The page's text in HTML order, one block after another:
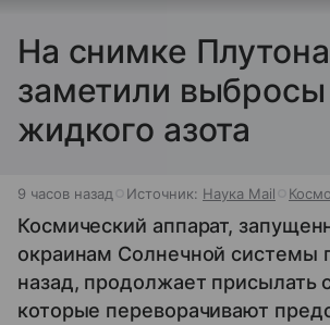
На снимке Плутона
заметили выбросы
жидкого азота
9 часов назад Источник: Наука Mail
Космический аппарат,
окраинам Солнечной системы
назад, продолжает присылать
которые переворачивают